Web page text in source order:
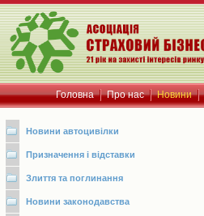
Головна Про нас Новини
Новини автоцивілки
Призначення і відставки
Злиття та поглинання
Новини законодавства